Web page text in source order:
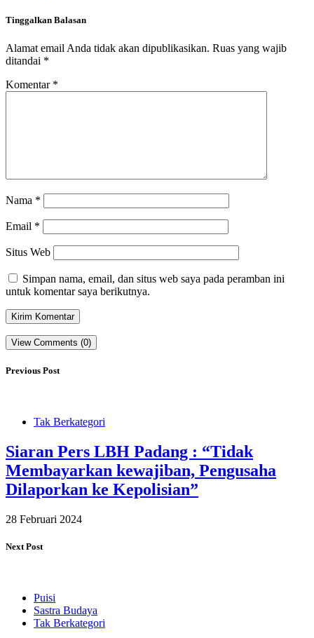
Tinggalkan Balasan
Alamat email Anda tidak akan dipublikasikan. Ruas yang wajib
ditandai *
Komentar *
Nama *
Email *
Situs Web
Simpan nama, email, dan situs web saya pada peramban ini
untuk komentar saya berikutnya.
View Comments (0)
Previous Post
Tak Berkategori
Siaran Pers LBH Padang : “Tidak
Membayarkan kewajiban, Pengusaha
Dilaporkan ke Kepolisian”
28 Februari 2024
Next Post
Puisi
Sastra Budaya
Tak Berkategori